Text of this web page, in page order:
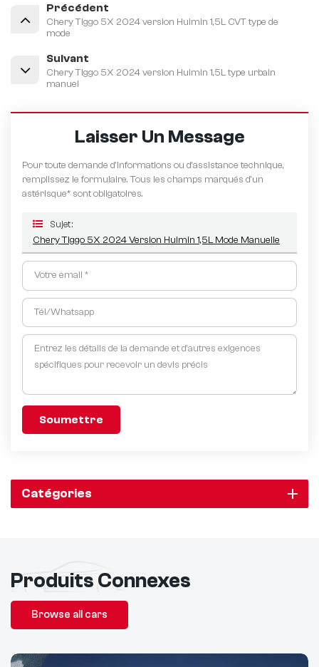
Précédent
Chery Tiggo 5X 2024 version Huimin 1,5L CVT type de
mode
Suivant
Chery Tiggo 5X 2024 version Huimin 1,5L type urbain
manuel
Laisser Un Message
Pour toute demande d’informations ou d’assistance technique,
remplissez le formulaire. Tous les champs marqués d'un
astérisque* sont obligatoires.
Sujet :
Chery Tiggo 5X 2024 Version Huimin 1,5L Mode Manuelle
Soumettre
Catégories
Produits Connexes
Browse all cars